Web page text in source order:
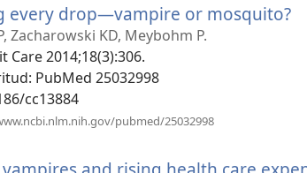
every drop—vampire or mosquito?
Zacharowski KD, Meybohm P.
Care 2014;18(3):306.
‎: PubMed 25032998
cc13884
pubmed/25032998